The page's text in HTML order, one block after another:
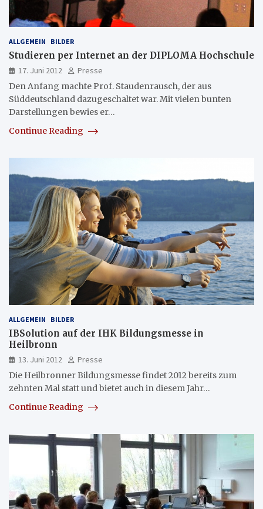
ALLGEMEIN BILDER
Studieren per Internet an der DIPLOMA Hochschule
17. Juni 2012
Presse
Den Anfang machte Prof. Staudenrausch, der aus
Süddeutschland dazugeschaltet war. Mit vielen bunten
Darstellungen bewies er…
Continue Reading
ALLGEMEIN BILDER
IBSolution auf der IHK Bildungsmesse in
Heilbronn
13. Juni 2012
Presse
Die Heilbronner Bildungsmesse findet 2012 bereits zum
zehnten Mal statt und bietet auch in diesem Jahr…
Continue Reading